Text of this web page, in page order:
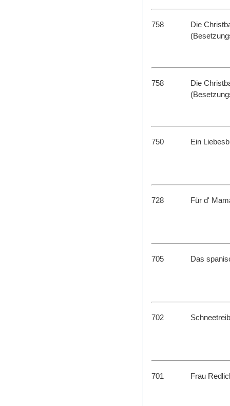
758
Die
758
Die
750 Ein
728 Für d'
705 Das
702
701 Frau